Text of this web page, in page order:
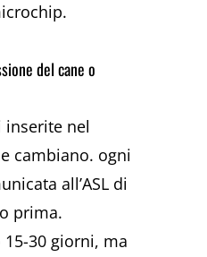
del cane o
inserite nel
cambiano. ogni
all’ASL di
prima.
30 giorni, ma